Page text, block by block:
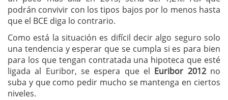
podrán convivir con los tipos bajos por lo menos hasta
que el BCE diga lo contrario.
Como está la situación es difícil decir algo seguro solo
una tendencia y esperar que se cumpla si es para bien
para los que tengan contratada una hipoteca que esté
ligada al Euribor, se espera que el Euribor 2012no
suba y que como pedir mucho se mantenga en ciertos
niveles.